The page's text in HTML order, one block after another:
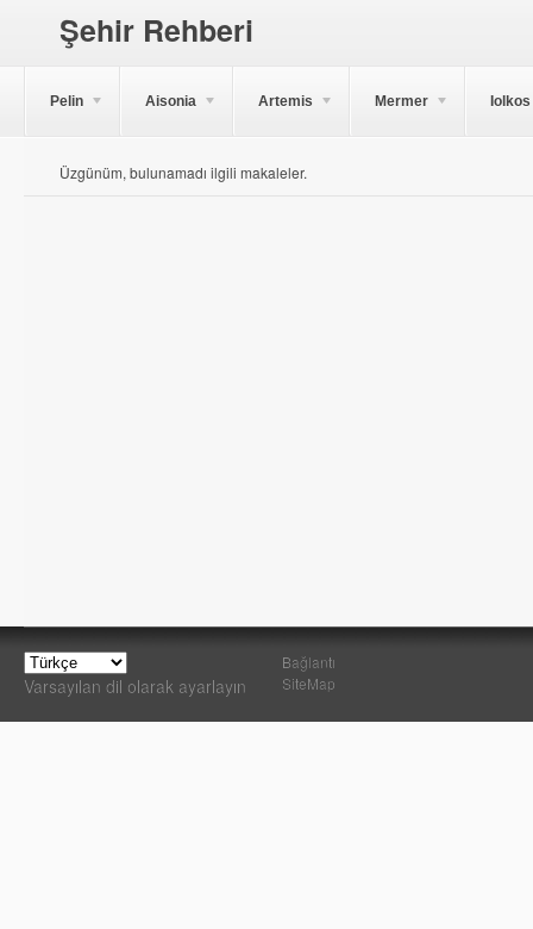
Şehir Rehberi
Pelin Aisonia Artemis Mermer Iolkos
Üzgünüm, bulunamadı ilgili makaleler.
Varsayılan dil olarak ayarlayın
Bağlantı
SiteMap